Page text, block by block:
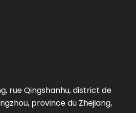
rue Qingshanhu, district de
province du Zhejiang,